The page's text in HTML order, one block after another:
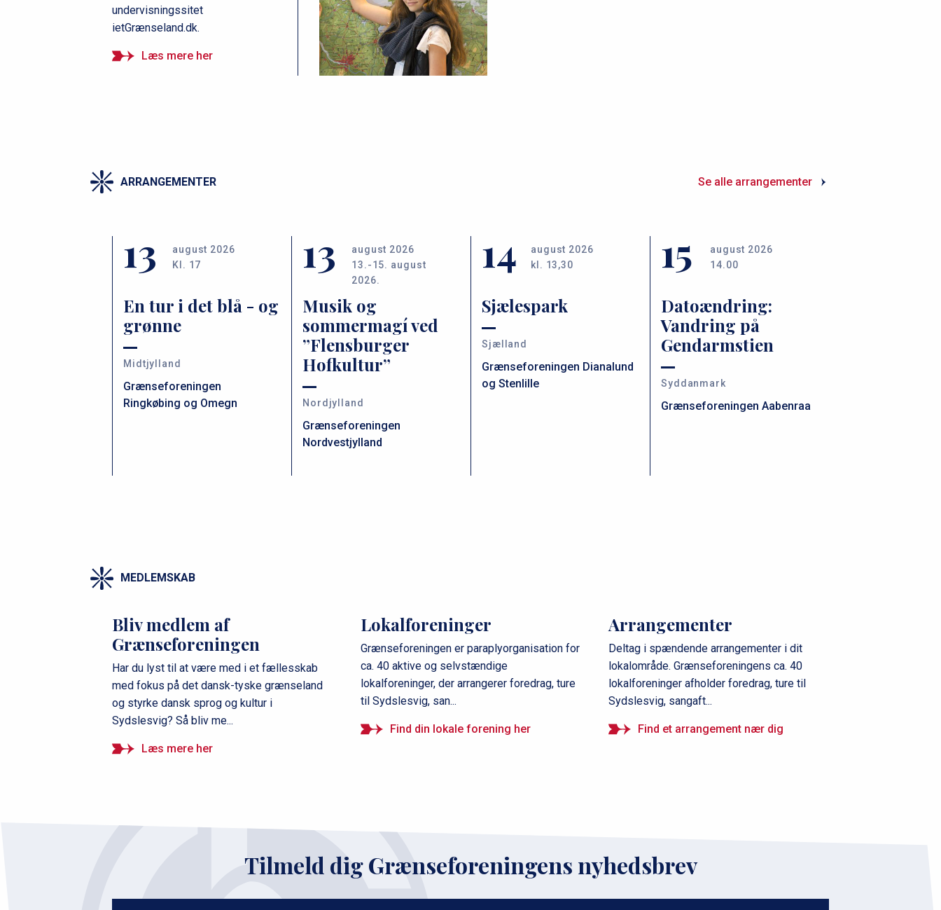
undervisningssitet
ietGrænseland.dk.
Læs mere her
ARRANGEMENTER Se alle arrangementer
13
august 2026
Kl. 17
En tur i det blå - og
grønne
Midtjylland
Grænseforeningen
Ringkøbing og Omegn
13
august 2026
13.-15. august
2026.
Musik og
sommermagí ved
”Flensburger
Hofkultur”
Nordjylland
Grænseforeningen
Nordvestjylland
14
august 2026
kl. 13,30
Sjælespark
Sjælland
Grænseforeningen Dianalund
og Stenlille
15
august 2026
14.00
Datoændring:
Vandring på
Gendarmstien
Syddanmark
Grænseforeningen Aabenraa
MEDLEMSKAB
Bliv medlem af
Grænseforeningen
Har du lyst til at være med i et fællesskab
med fokus på det dansk-tyske grænseland
og styrke dansk sprog og kultur i
Sydslesvig? Så bliv me...
Læs mere her
Lokalforeninger
Grænseforeningen er paraplyorganisation for
ca. 40 aktive og selvstændige
lokalforeninger, der arrangerer foredrag, ture
til Sydslesvig, san...
Find din lokale forening her
Arrangementer
Deltag i spændende arrangementer i dit
lokalområde. Grænseforeningens ca. 40
lokalforeninger afholder foredrag, ture til
Sydslesvig, sangaft...
Find et arrangement nær dig
Tilmeld dig Grænseforeningens nyhedsbrev